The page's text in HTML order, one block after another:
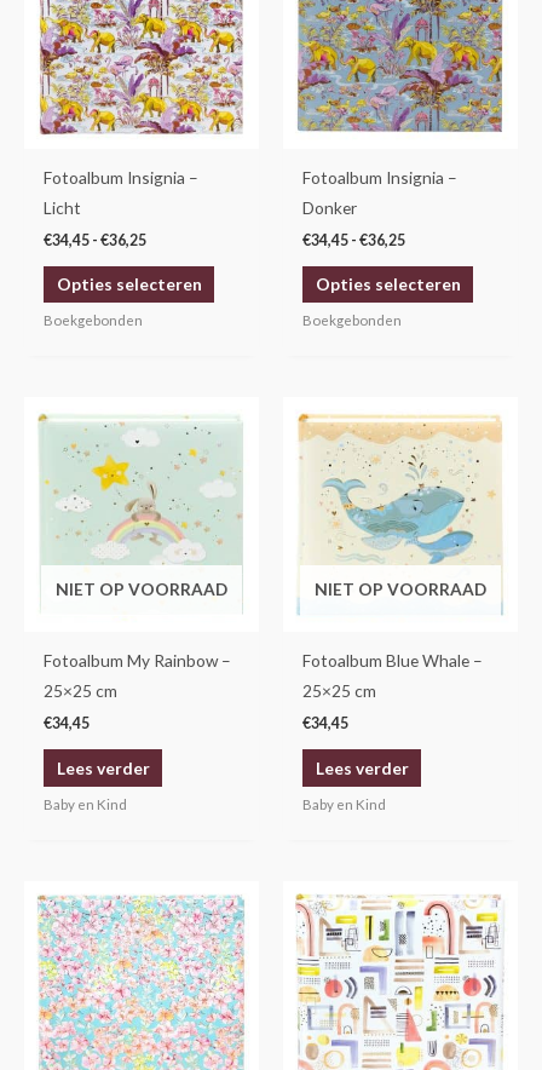
Fotoalbum Insignia –
Licht
€34,45 - €36,25
Opties selecteren
meerdere
variaties.
Deze
optie
kan
productpagina
Boekgebonden
Fotoalbum Insignia –
Donker
€34,45 - €36,25
Opties selecteren
meerdere
variaties.
Deze
optie
kan
Boekgebonden
NIET OP VOORRAAD
Fotoalbum My Rainbow –
25×25 cm
€34,45
Lees verder
Baby en Kind
NIET OP VOORRAAD
Fotoalbum Blue Whale –
25×25 cm
€34,45
Lees verder
Baby en Kind
€29,95
tot
€34,95
Dit
product
heeft
meerdere
variaties.
Deze
€29,95
tot
€34,95
Dit
product
heeft
meerdere
variaties.
Deze